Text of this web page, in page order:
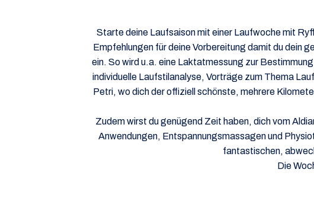
Starte deine Laufsaison mit einer Laufwoche mit
Empfehlungen für deine Vorbereitung damit du dein
ein. So wird u.a. eine Laktatmessung zur
individuelle Laufstilanalyse, Vorträge zum Thema
Petri, wo dich der offiziell schönste, mehrere
Zudem wirst du genügend Zeit haben, dich vom
Anwendungen, Entspannungsmassagen und
fantastischen,
Die